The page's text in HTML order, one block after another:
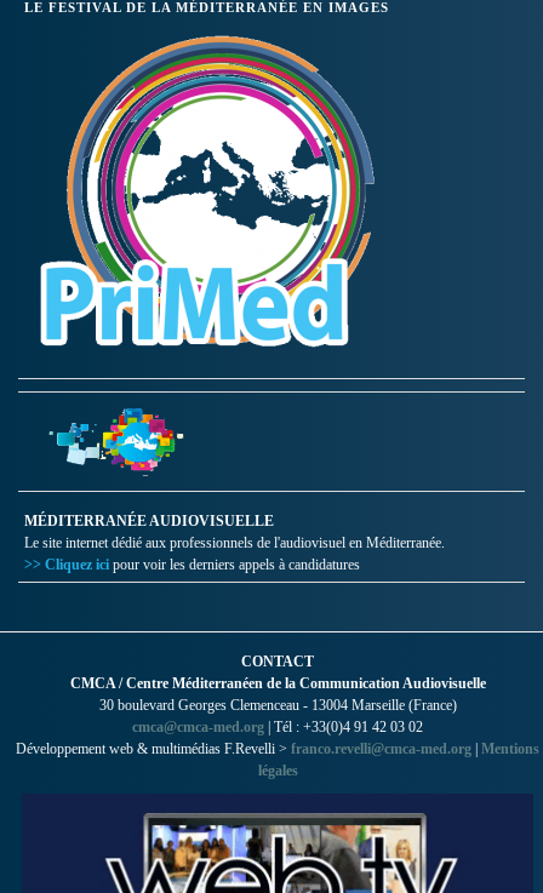
LE FESTIVAL DE LA MÉDITERRANÉE EN IMAGES
MÉDITERRANÉE AUDIOVISUELLE
Le site internet dédié aux professionnels de l'audiovisuel en Méditerranée.
>> Cliquez ici pour voir les derniers appels à candidatures
CONTACT
CMCA / Centre Méditerranéen de la Communication Audiovisuelle
30 boulevard Georges Clemenceau - 13004 Marseille (France)
cmca@cmca-med.org | Tél : +33(0)4 91 42 03 02
Développement web & multimédias F.Revelli > franco.revelli@cmca-med.org Mentions
légales